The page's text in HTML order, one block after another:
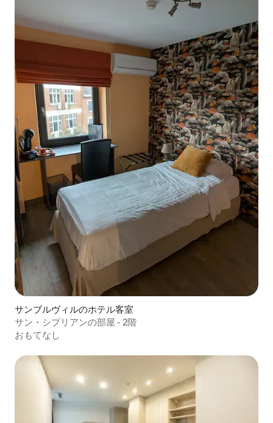
サンブルヴィルのホテル客室
サン・シプリアンの部屋 - 2階
おもてなし